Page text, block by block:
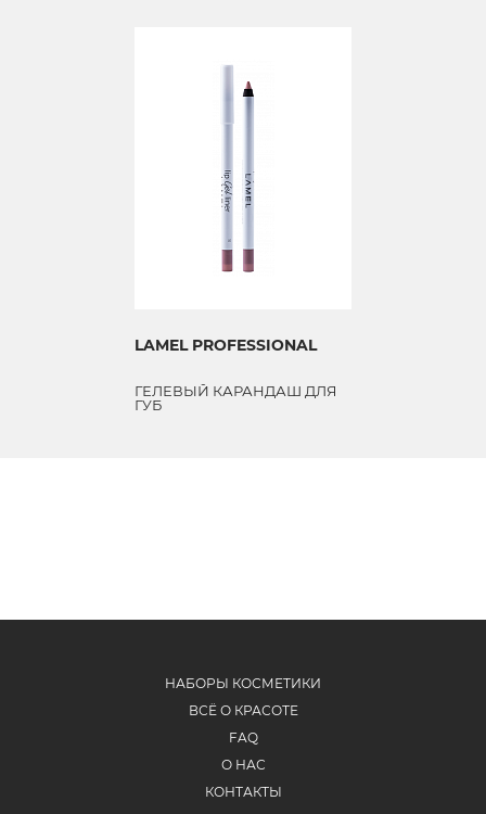
LAMEL PROFESSIONAL
ГЕЛЕВЫЙ КАРАНДАШ ДЛЯ
ГУБ
НАБОРЫ КОСМЕТИКИ
ВСЁ О КРАСОТЕ
FAQ
О НАС
КОНТАКТЫ